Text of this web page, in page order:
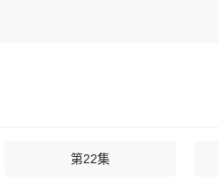
第22集